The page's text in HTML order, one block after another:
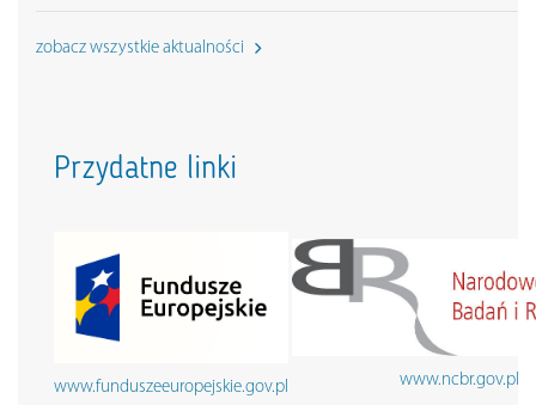
zobacz wszystkie aktualności
Przydatne linki
www.funduszeeuropejskie.gov.pl www.ncbr.gov.pl